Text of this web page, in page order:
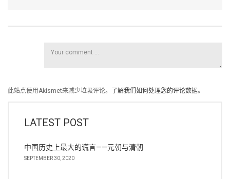
此站点使用Akismet来减少垃圾评论。 了解我们如何处理您的评论数据。
LATEST POST
中国历史上最大的谎言——元朝与清朝
SEPTEMBER 30, 2020